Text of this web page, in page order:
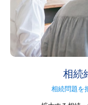
相続
相続問題を